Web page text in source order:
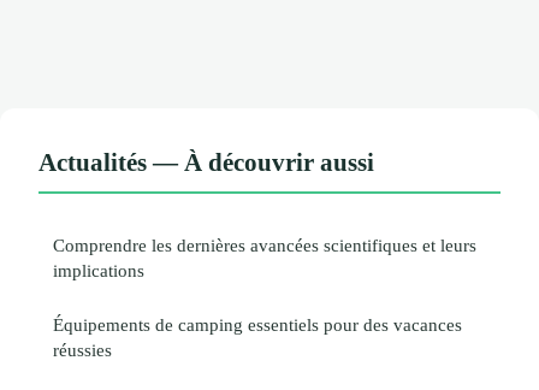
Actualités — À découvrir aussi
Comprendre les dernières avancées scientifiques et leurs
implications
Équipements de camping essentiels pour des vacances
réussies